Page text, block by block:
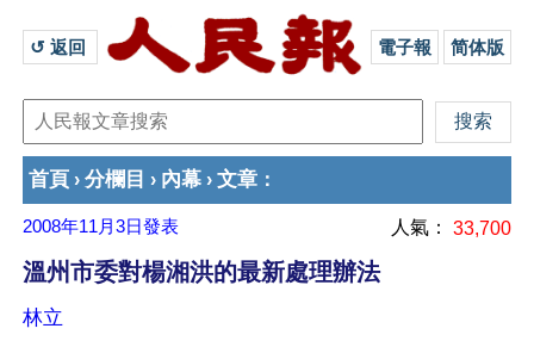
↺ 返回 電子報 简体版
首頁 › 分欄目 › 內幕 › 文章 ：
2008年11月3日發表 人氣： 33,700
溫州市委對楊湘洪的最新處理辦法
林立